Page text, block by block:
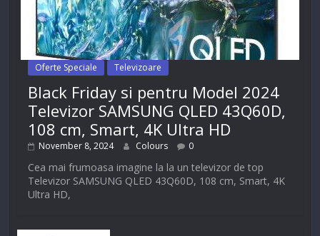
Oferte Speciale Televizoare
Black Friday si pentru Model 2024
Televizor SAMSUNG QLED 43Q60D,
108 cm, Smart, 4K Ultra HD
November 8, 2024 Colours 0
Cea mai frumoasa imagine la la un televizor de top
Televizor SAMSUNG QLED 43Q60D, 108 cm, Smart, 4K
Ultra HD,